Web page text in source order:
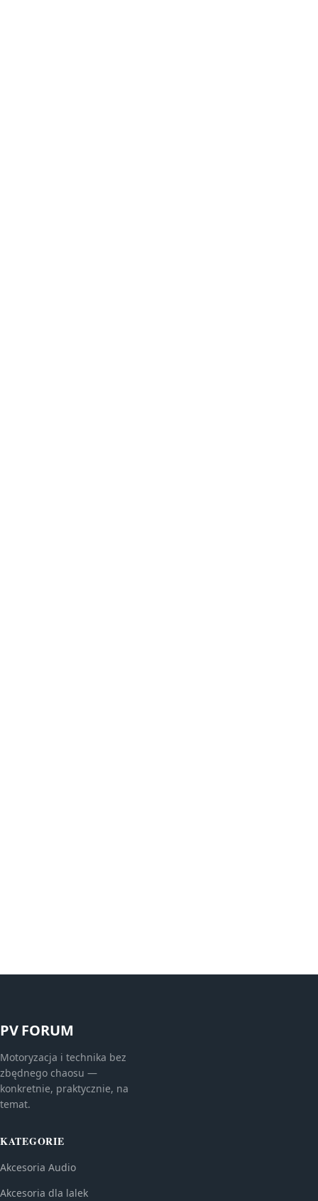
PV FORUM
Motoryzacja i technika bez
zbędnego chaosu —
konkretnie, praktycznie, na
temat.
KATEGORIE
Akcesoria Audio
Akcesoria dla lalek